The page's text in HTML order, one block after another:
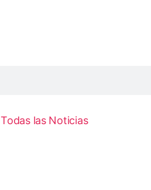
Todas las Noticias